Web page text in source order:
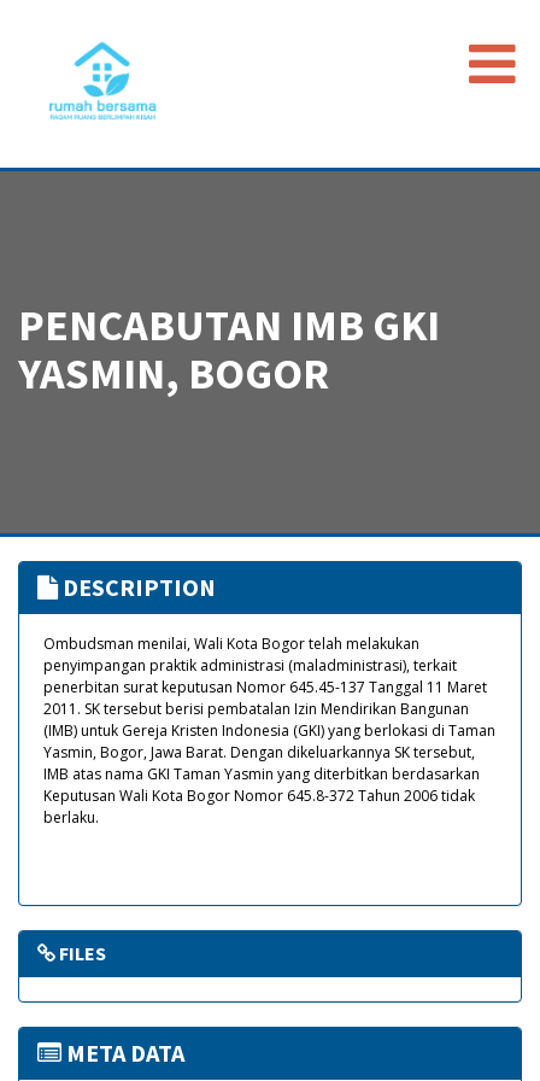
Beranda
Regulasi
Advokasi PGI
PENCABUTAN IMB GKI
YASMIN, BOGOR
DESCRIPTION
Ombudsman menilai, Wali Kota Bogor telah melakukan
penyimpangan praktik administrasi (maladministrasi), terkait
penerbitan surat keputusan Nomor 645.45-137 Tanggal 11 Maret
2011. SK tersebut berisi pembatalan Izin Mendirikan Bangunan
(IMB) untuk Gereja Kristen Indonesia (GKI) yang berlokasi di Taman
Yasmin, Bogor, Jawa Barat. Dengan dikeluarkannya SK tersebut,
IMB atas nama GKI Taman Yasmin yang diterbitkan berdasarkan
Keputusan Wali Kota Bogor Nomor 645.8-372 Tahun 2006 tidak
berlaku.
FILES
META DATA